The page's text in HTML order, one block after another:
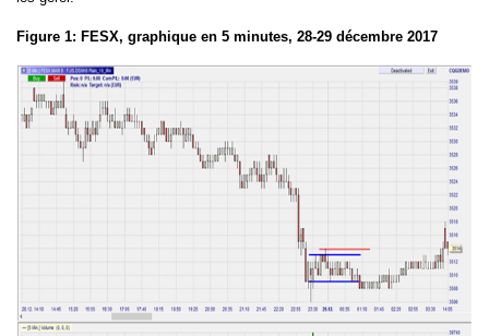
Figure 1: FESX, graphique en 5 minutes, 28-29 décembre 2017